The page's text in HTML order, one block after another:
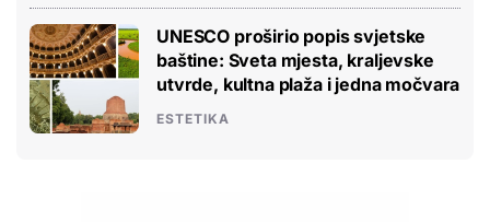
UNESCO proširio popis svjetske
baštine: Sveta mjesta, kraljevske
utvrde, kultna plaža i jedna močvara
ESTETIKA